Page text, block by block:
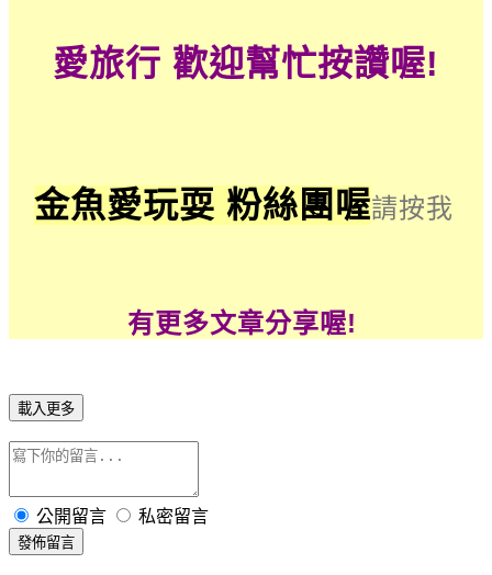
愛旅行 歡迎幫忙按讚喔!
金魚愛玩耍 粉絲團喔請按我
有更多文章分享喔!
載入更多
公開留言 私密留言
發佈留言